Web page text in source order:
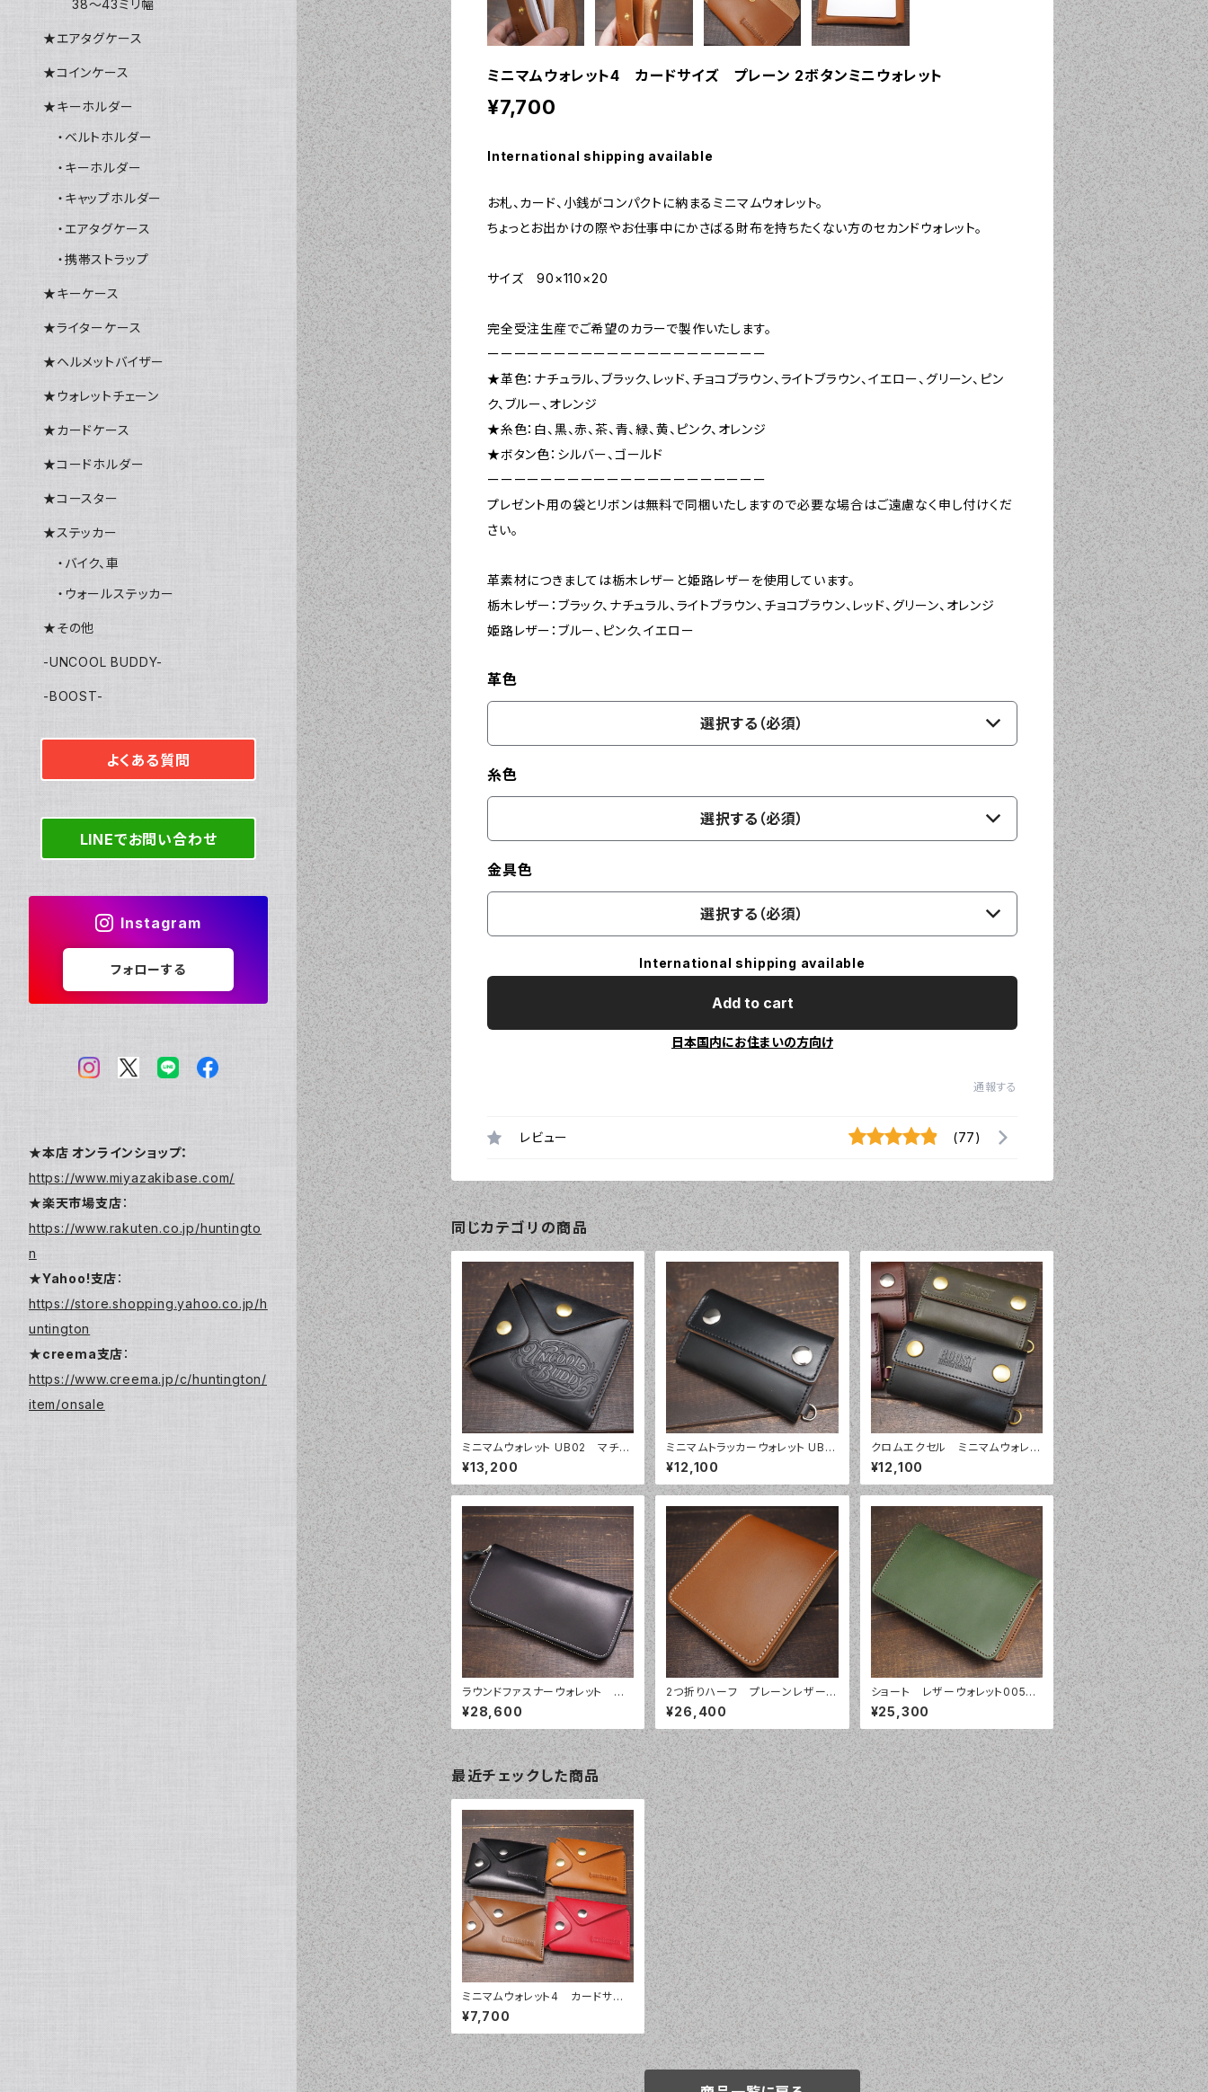
ミニマムウォレット4 カードサイズ プレーン 2ボタンミニウォレット
¥7,700
International shipping available
お札、カード、小銭がコンパクトに納まるミニマムウォレット。
ちょっとお出かけの際やお仕事中にかさばる財布を持ちたくない方のセカンドウォレット。
サイズ 90×110×20
完全受注生産でご希望のカラーで製作いたします。
ーーーーーーーーーーーーーーーーーーーーー
★革色：ナチュラル、ブラック、レッド、チョコブラウン、ライトブラウン、イエロー、グリーン、ピン
ク、ブルー、オレンジ
★糸色：白、黒、赤、茶、青、緑、黄、ピンク、オレンジ
★ボタン色：シルバー、ゴールド
ーーーーーーーーーーーーーーーーーーーーー
プレゼント用の袋とリボンは無料で同梱いたしますので必要な場合はご遠慮なく申し付けくだ
さい。
革素材につきましては栃木レザーと姫路レザーを使用しています。
栃木レザー：ブラック、ナチュラル、ライトブラウン、チョコブラウン、レッド、グリーン、オレンジ
姫路レザー：ブルー、ピンク、イエロー
革色
選択する（必須）
糸色
選択する（必須）
金具色
選択する（必須）
International shipping available
Add to cart
日本国内にお住まいの方向け
通報する
レビュー (77)
同じカテゴリの商品
ミニマムウォレット UB02 マチ付
き 2ボタン ミニウォレット クロム
エクセル
¥13,200
ミニマムトラッカーウォレット UB0
3 クロムエクセル ハーフカバ
ー トラッカーウォレット
¥12,100
クロムエクセル ミニマムウォレッ
ト3 ミニトラッカー
¥12,100
ラウンドファスナーウォレット プ
レーン レザーウォレット013
¥28,600
2つ折りハーフ プレーンレザーウ
ォレット006
¥26,400
ショート レザーウォレット005
お札を折らずに入るタイプ
¥25,300
最近チェックした商品
ミニマムウォレット4 カードサイ
ズ プレーン 2ボタンミニウォレッ
ト
¥7,700
38～43ミリ幅
★エアタグケース
★コインケース
★キーホルダー
・ベルトホルダー
・キーホルダー
・キャップホルダー
・エアタグケース
・携帯ストラップ
★キーケース
★ライターケース
★ヘルメットバイザー
★ウォレットチェーン
★カードケース
★コードホルダー
★コースター
★ステッカー
・バイク、車
・ウォールステッカー
★その他
-UNCOOL BUDDY-
-BOOST-
よくある質問
LINEでお問い合わせ
Instagram
フォローする
★本店 オンラインショップ：
https://www.miyazakibase.com/
★楽天市場支店：
https://www.rakuten.co.jp/huntingto
n
★Yahoo!支店：
https://store.shopping.yahoo.co.jp/h
untington
★creema支店：
https://www.creema.jp/c/huntington/
item/onsale